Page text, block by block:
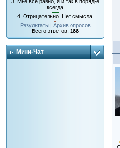
3.
Мне все равно, я и так в порядке
всегда.
4.Отрицательно. Нет смысла.
Результаты |Архив опросов
Всего ответов:188
Мини-Чат